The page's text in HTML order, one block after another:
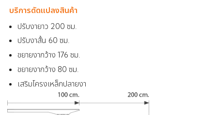
บริการดัดแปลงสินค้า
ปรับงายาว 200 ซม.
ปรับงาสั้น 60 ซม.
ขยายงากว้าง 176 ซม.
ขยายงากว้าง 80 ซม.
เสริมโครงเหล็กปลายงา